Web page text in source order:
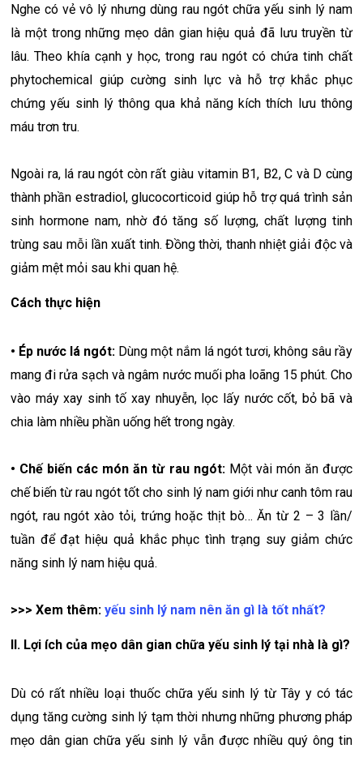
Nghe có vẻ vô lý nhưng dùng rau ngót chữa yếu sinh lý nam
là một trong những mẹo dân gian hiệu quả đã lưu truyền từ
lâu. Theo khía cạnh y học, trong rau ngót có chứa tinh chất
phytochemical giúp cường sinh lực và hỗ trợ khắc phục
chứng yếu sinh lý thông qua khả năng kích thích lưu thông
máu trơn tru.
Ngoài ra, lá rau ngót còn rất giàu vitamin B1, B2, C và D cùng
thành phần estradiol, glucocorticoid giúp hỗ trợ quá trình sản
sinh hormone nam, nhờ đó tăng số lượng, chất lượng tinh
trùng sau mỗi lần xuất tinh. Đồng thời, thanh nhiệt giải độc và
giảm mệt mỏi sau khi quan hệ.
Cách thực hiện
• Ép nước lá ngót: Dùng một nắm lá ngót tươi, không sâu rầy
mang đi rửa sạch và ngâm nước muối pha loãng 15 phút. Cho
vào máy xay sinh tố xay nhuyễn, lọc lấy nước cốt, bỏ bã và
chia làm nhiều phần uống hết trong ngày.
• Chế biến các món ăn từ rau ngót:Một vài món ăn được
chế biến từ rau ngót tốt cho sinh lý nam giới như canh tôm rau
ngót, rau ngót xào tỏi, trứng hoặc thịt bò… Ăn từ 2 – 3 lần/
tuần để đạt hiệu quả khắc phục tình trạng suy giảm chức
năng sinh lý nam hiệu quả.
>>> Xem thêm: yếu sinh lý nam nên ăn gì là tốt nhất?
II. Lợi ích của mẹo dân gian chữa yếu sinh lý tại nhà là gì?
Dù có rất nhiều loại thuốc chữa yếu sinh lý từ Tây y có tác
dụng tăng cường sinh lý tạm thời nhưng những phương pháp
mẹo dân gian chữa yếu sinh lý vẫn được nhiều quý ông tin